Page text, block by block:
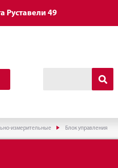
Руставели 49
измерительные Блок управления